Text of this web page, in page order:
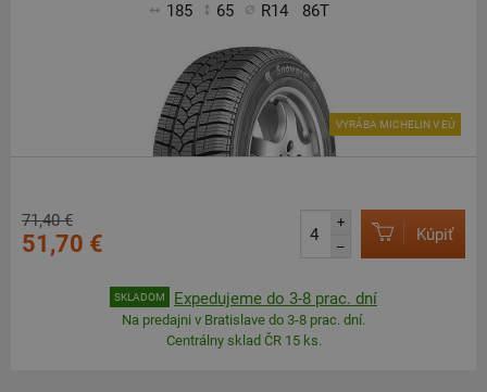
185 65 R14 86T
VYRÁBA MICHELIN V EÚ
71,40 €
51,70 €
+
–
Kúpiť
SKLADOM Expedujeme do 3-8 prac. dní
Na predajni v Bratislave do 3-8 prac. dní.
Centrálny sklad ČR 15 ks.